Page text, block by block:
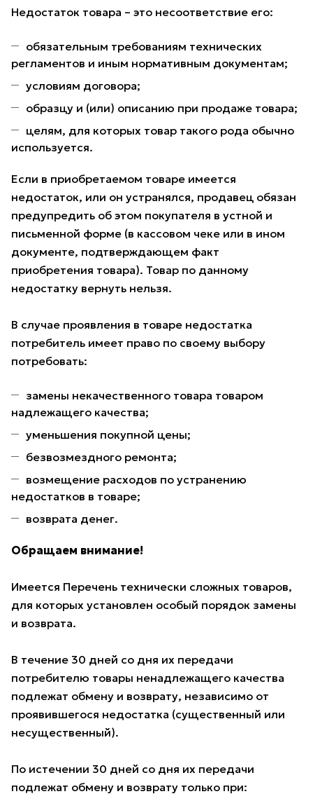
Недостаток товара – это несоответствие его:
обязательным требованиям технических
регламентов и иным нормативным документам;
условиям договора;
образцу и (или) описанию при продаже товара;
целям, для которых товар такого рода обычно
используется.
Если в приобретаемом товаре имеется
недостаток, или он устранялся, продавец обязан
предупредить об этом покупателя в устной и
письменной форме (в кассовом чеке или в ином
документе, подтверждающем факт
приобретения товара). Товар по данному
недостатку вернуть нельзя.
В случае проявления в товаре недостатка
потребитель имеет право по своему выбору
потребовать:
замены некачественного товара товаром
надлежащего качества;
уменьшения покупной цены;
безвозмездного ремонта;
возмещение расходов по устранению
недостатков в товаре;
возврата денег.
Обращаем внимание!
Имеется Перечень технически сложных товаров,
для которых установлен особый порядок замены
и возврата.
В течение 30 дней со дня их передачи
потребителю товары ненадлежащего качества
подлежат обмену и возврату, независимо от
проявившегося недостатка (существенный или
несущественный).
По истечении 30 дней со дня их передачи
подлежат обмену и возврату только при: